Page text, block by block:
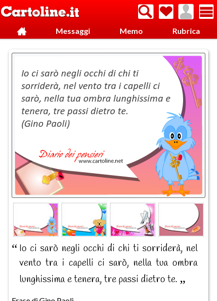
Messaggi Memo Rubrica
Io ci sarò negli occhi di chi ti sorriderà, nel
vento tra i capelli ci sarò, nella tua ombra
lunghissima e tenera, tre passi dietro te.